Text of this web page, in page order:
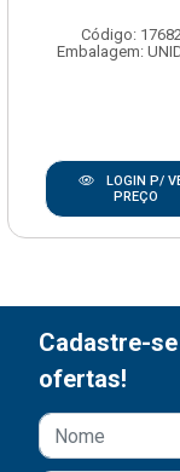
Código:
Embalagem:
LOGIN P/
PREÇO
Cadastre-
ofertas!